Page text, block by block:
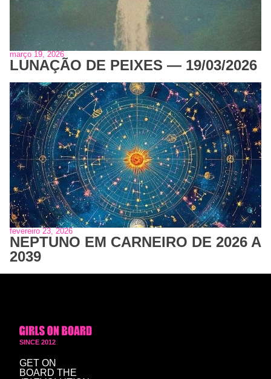
março 19, 2026
LUNAÇÃO DE PEIXES — 19/03/2026
fevereiro 23, 2026
NEPTUNO EM CARNEIRO DE 2026 A
2039
SINCE 2012
GET ON
BOARD THE